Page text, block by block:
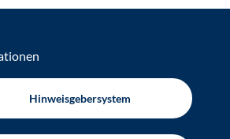
Hinweisgebersystem